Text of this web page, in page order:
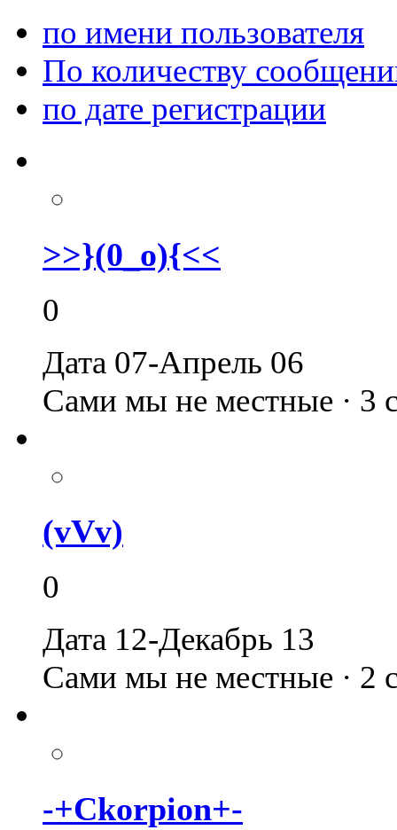
по имени пользователя
По количеству
по дате регистрации
>>}(0_o){<<
0
Дата 07-Апрель 06
Сами мы не местные · 3
(vVv)
0
Дата 12-Декабрь 13
Сами мы не местные · 2
-+Ckorpion+-